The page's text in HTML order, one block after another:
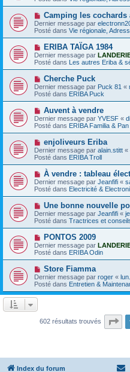
g
e
e
s
s
a
g
e
v
a
u
m
e
s
a
g
e
N
o
u
v
e
a
u
m
e
s
s
a
g
Camping les cochards
Dernier message par
Posté dans Vie régionale,
N
o
u
v
a
u
m
e
s
s
a
g
ERIBA TAÏGA 1984
Dernier message par
Posté dans Les autres Eriba &
N
o
u
v
a
u
m
e
s
s
a
g
Cherche Puck
Dernier message par Puck 81 «
Posté dans ERIBA Puck
N
o
u
v
a
u
m
e
s
s
a
g
e
Auvent à vendre
Dernier message par YVESF «
Posté dans ERIBA Familia & Pan
N
o
u
v
a
u
m
e
s
s
a
g
e
enjoliveurs Eriba
Dernier message par alain.stitt «
Posté dans ERIBA Troll
N
o
u
v
e
a
u
m
e
s
a
g
e
À vendre : tableau
Dernier message par Jeanfifi «
Posté dans Electricité &
N
o
u
v
e
a
u
m
e
s
s
a
g
e
Une bonne nouvelle
Dernier message par Jeanfifi «
Posté dans Tractrices et
N
o
u
v
e
a
u
m
e
g
PONTOS 2009
Dernier message par
Posté dans ERIBA Odin
N
o
u
v
e
m
e
Store Fiamma
Dernier message par roger «
Posté dans Entretien &
602 résultats trouvés
Index du forum